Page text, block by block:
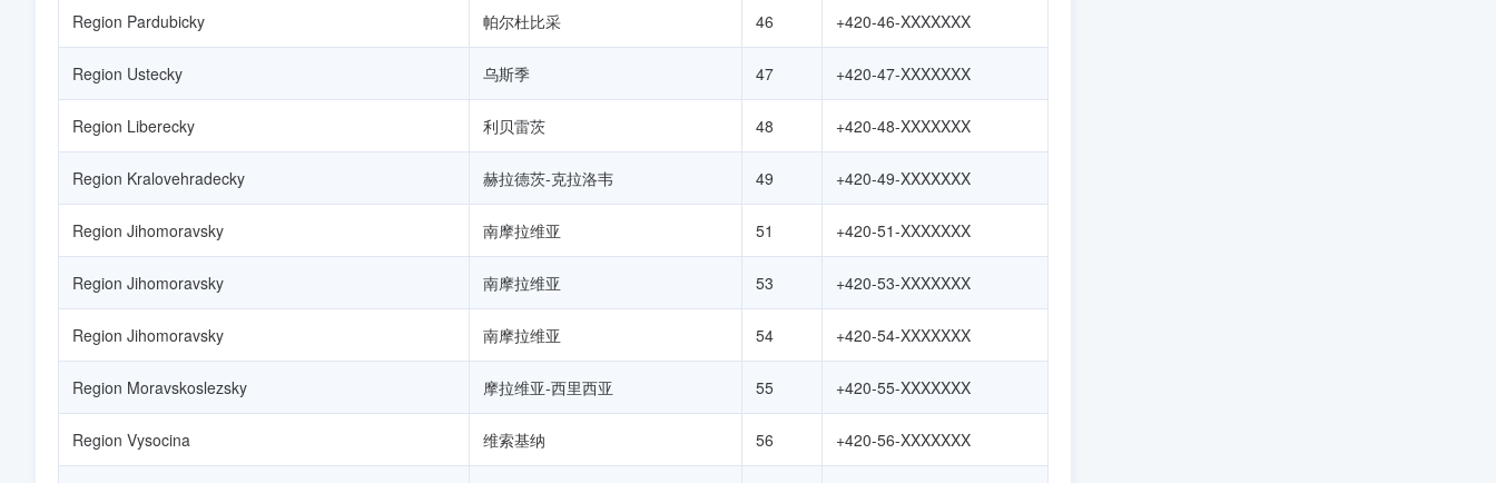
Region Pardubicky 帕尔杜比采 46 +420-46-XXXXXXX
Region Ustecky 乌斯季 47 +420-47-XXXXXXX
Region Liberecky 利贝雷茨 48 +420-48-XXXXXXX
Region Kralovehradecky 赫拉德茨-克拉洛韦 49 +420-49-XXXXXXX
Region Jihomoravsky 南摩拉维亚 51 +420-51-XXXXXXX
Region Jihomoravsky 南摩拉维亚 53 +420-53-XXXXXXX
Region Jihomoravsky 南摩拉维亚 54 +420-54-XXXXXXX
Region Moravskoslezsky 摩拉维亚-西里西亚 55 +420-55-XXXXXXX
Region Vysocina 维索基纳 56 +420-56-XXXXXXX